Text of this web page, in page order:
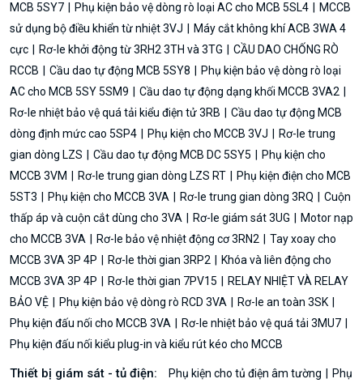
MCB 5SY7
Phụ kiện bảo vệ dòng rò loại AC cho MCB 5SL4
MCCB
sử dụng bộ điều khiển từ nhiệt 3VJ
Máy cắt không khí ACB 3WA 4
cực
Rơ-le khởi động từ 3RH2 3TH và 3TG
CẦU DAO CHỐNG RÒ
RCCB
Cầu dao tự động MCB 5SY8
Phụ kiện bảo vệ dòng rò loại
AC cho MCB 5SY 5SM9
Cầu dao tự động dạng khối MCCB 3VA2
Rơ-le nhiệt bảo vệ quá tải kiểu điện tử 3RB
Cầu dao tự động MCB
dòng định mức cao 5SP4
Phụ kiện cho MCCB 3VJ
Rơ-le trung
gian dòng LZS
Cầu dao tự động MCB DC 5SY5
Phụ kiện cho
MCCB 3VM
Rơ-le trung gian dòng LZS RT
Phụ kiện điện cho MCB
5ST3
Phụ kiện cho MCCB 3VA Rơ-le trung gian dòng 3RQ
Cuộn
thấp áp và cuộn cắt dùng cho 3VA
Rơ-le giám sát 3UG
Motor nạp
cho MCCB 3VA
Rơ-le bảo vệ nhiệt động cơ 3RN2
Tay xoay cho
MCCB 3VA 3P 4P
Rơ-le thời gian 3RP2
Khóa và liên động cho
MCCB 3VA 3P 4P
Rơ-le thời gian 7PV15
RELAY NHIỆT VÀ RELAY
BẢO VỆ
Phụ kiện bảo vệ dòng rò RCD 3VA
Rơ-le an toàn 3SK
Phụ kiện đấu nối cho MCCB 3VA
Rơ-le nhiệt bảo vệ quá tải 3MU7
Phụ kiện đấu nối kiểu plug-in và kiểu rút kéo cho MCCB
Thiết bị giám sát - tủ điện: Phụ kiện cho tủ điện âm tường
Phụ